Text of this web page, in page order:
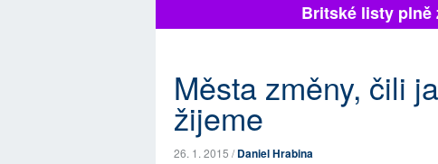
Britské listy plně
Města změny, čili
žijeme
26. 1. 2015 /Daniel Hrabina